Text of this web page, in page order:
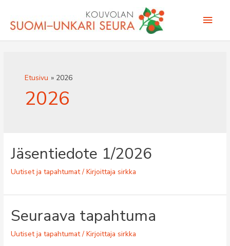
sisältöön
Etusivu 2026
2026
Jäsentiedote 1/2026
Uutiset ja tapahtumat/ Kirjoittajasirkka
Seuraava tapahtuma
Uutiset ja tapahtumat/ Kirjoittajasirkka